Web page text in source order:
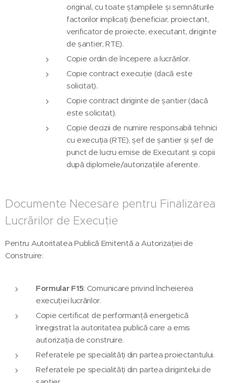
original, cu toate ștampilele și semnăturile
factorilor implicați (beneficiar, proiectant,
verificator de proiecte, executant, diriginte
de șantier, RTE).
Copie ordin de începere a lucrărilor.
Copie contract execuție (dacă este
solicitat).
Copie contract diriginte de șantier (dacă
este solicitat).
Copie decizii de numire responsabili tehnici
cu execuția (RTE), șef de șantier și șef de
punct de lucru emise de Executant și copii
după diplomele/autorizațiile aferente.
Documente Necesare pentru Finalizarea
Lucrărilor de Execuție
Pentru Autoritatea Publică Emitentă a Autorizației de
Construire:
Formular F15: Comunicare privind încheierea
execuției lucrărilor.
Copie certificat de performanță energetică
înregistrat la autoritatea publică care a emis
autorizația de construire.
Referatele pe specialități din partea proiectantului.
Referatele pe specialități din partea dirigintelui de